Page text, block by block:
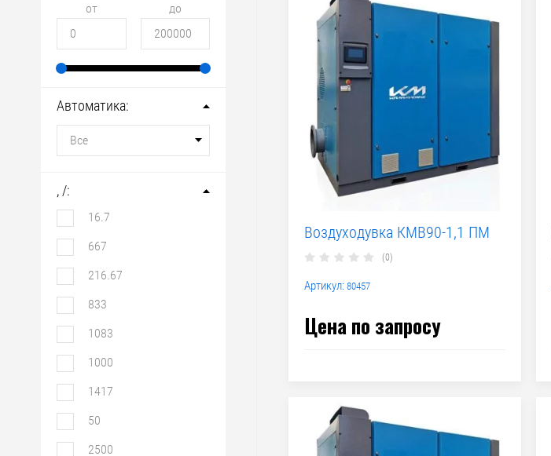
от до
Автоматика:
Все
, /:
16.7
667
216.67
833
1083
1000
1417
50
2500
Воздуходувка КМВ90-1,1 ПМ
(0)
Артикул: 80457
Цена по запросу